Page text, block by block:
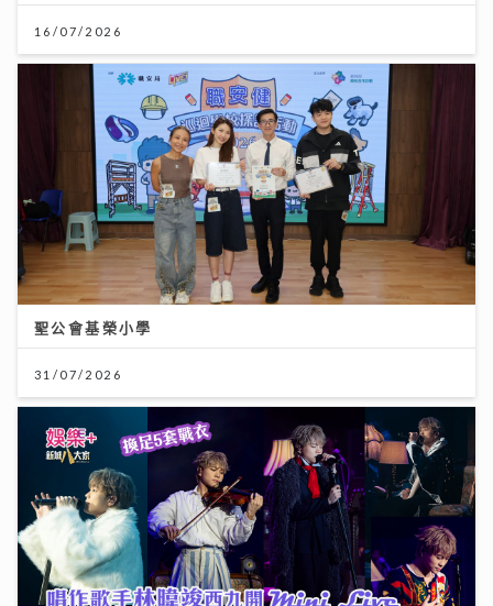
16/07/2026
聖公會基榮小學
31/07/2026